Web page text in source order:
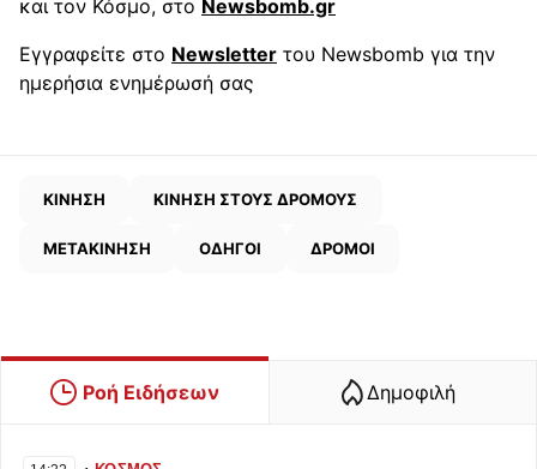
και τον Κόσμο, στο Newsbomb.gr
Εγγραφείτε στο Newsletter του Newsbomb για την
ημερήσια ενημέρωσή σας
ΚΙΝΗΣΗ ΚΙΝΗΣΗ ΣΤΟΥΣ ΔΡΟΜΟΥΣ
ΜΕΤΑΚΙΝΗΣΗ ΟΔΗΓΟΙ ΔΡΟΜΟΙ
Ροή Ειδήσεων Δημοφιλή